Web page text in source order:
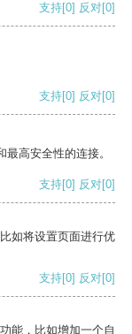
支持[0] 反对[0]
支持[0] 反对[0]
高安全性的连接。
支持[0] 反对[0]
如将设置页面进行优
支持[0] 反对[0]
能，比如增加一个自